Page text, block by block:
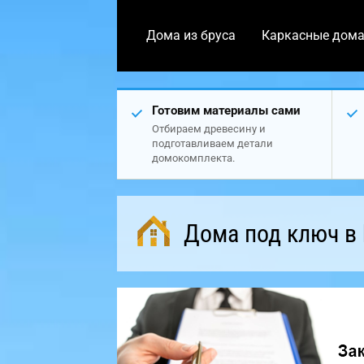
Дома из бруса Каркасные дома
Готовим материалы сами
Отбираем древесину и
подготавливаем детали
домокомплекта.
Дома под ключ в